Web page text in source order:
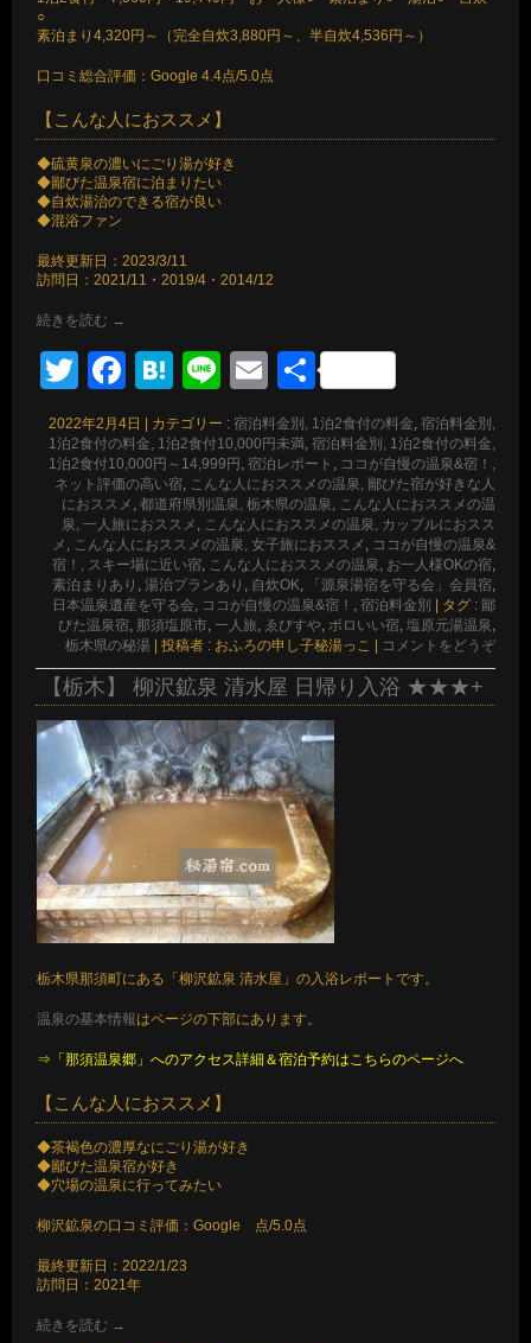
○
素泊まり4,320円～（完全自炊3,880円～、半自炊4,536円～）
口コミ総合評価：Google 4.4点/5.0点
【こんな人におススメ】
◆硫黄泉の濃いにごり湯が好き
◆鄙びた温泉宿に泊まりたい
◆自炊湯治のできる宿が良い
◆混浴ファン
最終更新日：2023/3/11
訪問日：2021/11・2019/4・2014/12
続きを読む →
TwitterFacebook
Hatena
LineEmail
共
有
2022年2月4日 | カテゴリー : 宿泊料金別, 1泊2食付の料金 宿泊料金別,
1泊2食付の料金, 1泊2食付10,000円未満 宿泊料金別, 1泊2食付の料金,
1泊2食付10,000円～14,999円 宿泊レポート
ココが自慢の温泉&宿！,
ネット評価の高い宿
こんな人におススメの温泉, 鄙びた宿が好きな人
におススメ 都道府県別温泉, 栃木県の温泉
こんな人におススメの温
泉, 一人旅におススメ
こんな人におススメの温泉, カップルにおスス
メ
こんな人におススメの温泉, 女子旅におススメ
ココが自慢の温泉&
宿！, スキー場に近い宿
こんな人におススメの温泉 お一人様OKの宿
素泊まりあり
湯治プランあり 自炊OK 「源泉湯宿を守る会」会員宿
日本温泉遺産を守る会
ココが自慢の温泉&宿！ 宿泊料金別 | タグ : 鄙
びた温泉宿 那須塩原市 一人旅 ゑびすや ボロいい宿 塩原元湯温泉
栃木県の秘湯 | 投稿者 : おふろの申し子秘湯っこ | コメントをどうぞ
【栃木】 柳沢鉱泉 清水屋 日帰り入浴 ★★★+
栃木県那須町にある「柳沢鉱泉 清水屋」の入浴レポートです。
温泉の基本情報はページの下部にあります。
⇒「那須温泉郷」へのアクセス詳細＆宿泊予約はこちらのページへ
【こんな人におススメ】
◆茶褐色の濃厚なにごり湯が好き
◆鄙びた温泉宿が好き
◆穴場の温泉に行ってみたい
柳沢鉱泉の口コミ評価：Google 点/5.0点
最終更新日：2022/1/23
訪問日：2021年
続きを読む →